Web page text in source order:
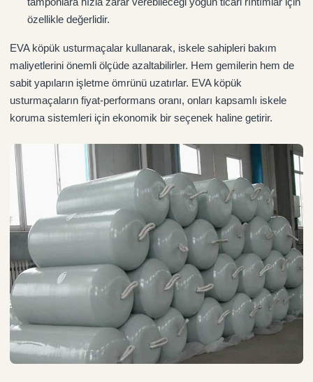
özellikle değerlidir.
EVA köpük usturmaçalar kullanarak, iskele sahipleri bakım
maliyetlerini önemli ölçüde azaltabilirler. Hem gemilerin hem de
sabit yapıların işletme ömrünü uzatırlar. EVA köpük
usturmaçaların fiyat-performans oranı, onları kapsamlı iskele
koruma sistemleri için ekonomik bir seçenek haline getirir.